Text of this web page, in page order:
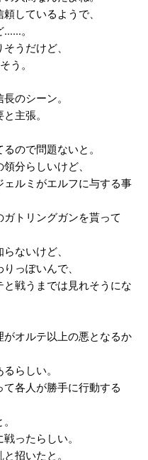
しているようで、
……。
うだけど、
う。
のシーン。
主張。
ので問題ないと。
分らしいけど、
ルミがエルフに与する事
トリングガンを貰って
ないけど、
っぽいんで、
戦うまでは見れそうにな
オルテ以上の悪となるか
らしい。
各人が勝手に行動する
ったらしい。
招いたと。